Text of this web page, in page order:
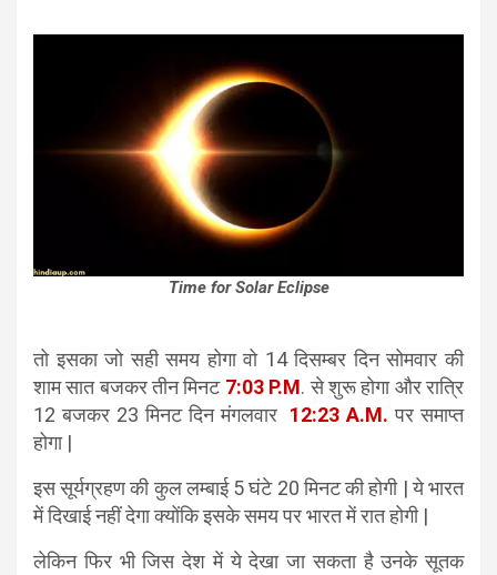
Time for Solar Eclipse
तो इसका जो सही समय होगा वो 14 दिसम्बर दिन सोमवार की
शाम सात बजकर तीन मिनट 7:03 P.M. से शुरू होगा और रात्रि
12 बजकर 23 मिनट दिन मंगलवार 12:23 A.M. पर समाप्त
होगा |
इस सूर्यग्रहण की कुल लम्बाई 5 घंटे 20 मिनट की होगी | ये भारत
में दिखाई नहीं देगा क्योंकि इसके समय पर भारत में रात होगी |
लेकिन फिर भी जिस देश में ये देखा जा सकता है उनके सूतक